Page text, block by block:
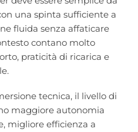
una spinta sufficiente a
fluida senza affaticare
contano molto
praticità di ricarica e
tecnica, il livello di
maggiore autonomia
migliore efficienza a